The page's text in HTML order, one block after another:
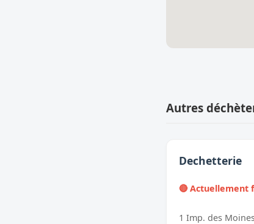
Autres
Dechetterie
🔴 Actuellement
1 Imp. des